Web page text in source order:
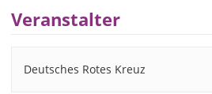
Veranstalter
Deutsches Rotes Kreuz